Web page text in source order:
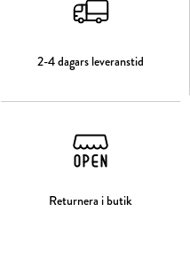
2-4 dagars leveranstid
Returnera i butik